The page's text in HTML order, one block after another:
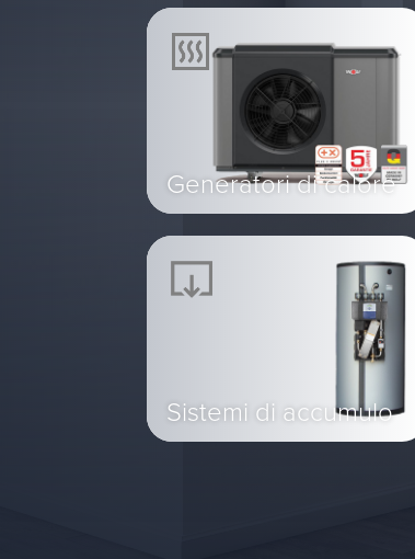
Generatori di calore
Sistemi di accumulo